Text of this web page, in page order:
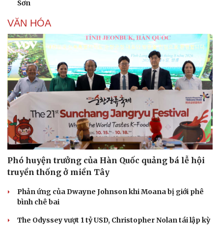
Văn hóa
Sân khấu - Điện ảnh
Văn học
Di sản
Giải trí
Nghệ sĩ
Thời trang
Sơn
VĂN HÓA
Phó huyện trưởng của Hàn Quốc quảng bá lễ hội
truyền thống ở miền Tây
Phản ứng của Dwayne Johnson khi Moana bị giới phê
bình chê bai
The Odyssey vượt 1 tỷ USD, Christopher Nolan tái lập kỳ